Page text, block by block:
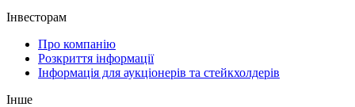
Інвесторам
Про компанію
Розкриття інформації
Інформація для аукціонерів та стейкхолдерів
Інше